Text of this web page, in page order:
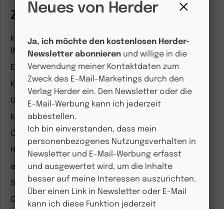
Zeitschriften
kindergarten heute Fachmagazin, Leitungsheft &
Wenn Eltern Rat suchen
Entdeckungskiste
Kleinstkinder in Kita und Tagespflege
Unser Ganztag
kizz Elternwelt
CHRIST IN DER GEGENWART
Herder Korrespondenz
einfach leben
Stimmen der Zeit
COMMUNIO
Neues von Herder
Ja, ich möchte den kostenlosen Herder-
Newsletter abonnieren und willige in die
Verwendung meiner Kontaktdaten zum
Zweck des E-Mail-Marketings durch den
Verlag Herder ein. Den Newsletter oder die
E-Mail-Werbung kann ich jederzeit
abbestellen.
Ich bin einverstanden, dass mein
personenbezogenes Nutzungsverhalten in
Newsletter und E-Mail-Werbung erfasst
und ausgewertet wird, um die Inhalte
besser auf meine Interessen auszurichten.
Über einen Link in Newsletter oder E-Mail
kann ich diese Funktion jederzeit